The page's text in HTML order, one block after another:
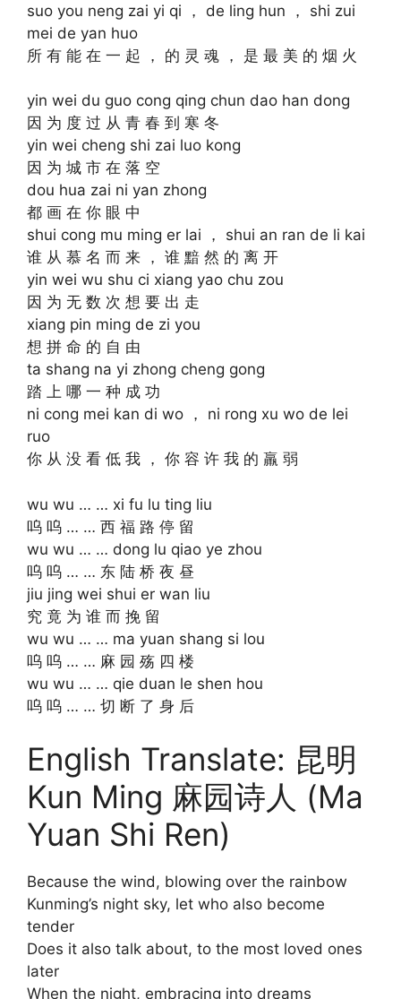
suo you neng zai yi qi ， de ling hun ， shi zui
mei de yan huo
所 有 能 在 一 起 ， 的 灵 魂 ， 是 最 美 的 烟 火
yin wei du guo cong qing chun dao han dong
因 为 度 过 从 青 春 到 寒 冬
yin wei cheng shi zai luo kong
因 为 城 市 在 落 空
dou hua zai ni yan zhong
都 画 在 你 眼 中
shui cong mu ming er lai ， shui an ran de li kai
谁 从 慕 名 而 来 ， 谁 黯 然 的 离 开
yin wei wu shu ci xiang yao chu zou
因 为 无 数 次 想 要 出 走
xiang pin ming de zi you
想 拼 命 的 自 由
ta shang na yi zhong cheng gong
踏 上 哪 一 种 成 功
ni cong mei kan di wo ， ni rong xu wo de lei
ruo
你 从 没 看 低 我 ， 你 容 许 我 的 羸 弱
wu wu … … xi fu lu ting liu
呜 呜 … … 西 福 路 停 留
wu wu … … dong lu qiao ye zhou
呜 呜 … … 东 陆 桥 夜 昼
jiu jing wei shui er wan liu
究 竟 为 谁 而 挽 留
wu wu … … ma yuan shang si lou
呜 呜 … … 麻 园 殇 四 楼
wu wu … … qie duan le shen hou
呜 呜 … … 切 断 了 身 后
English Translate: 昆明
Kun Ming 麻园诗人 (Ma
Yuan Shi Ren)
Because the wind, blowing over the rainbow
Kunming’s night sky, let who also become
tender
Does it also talk about, to the most loved ones
later
When the night, embracing into dreams